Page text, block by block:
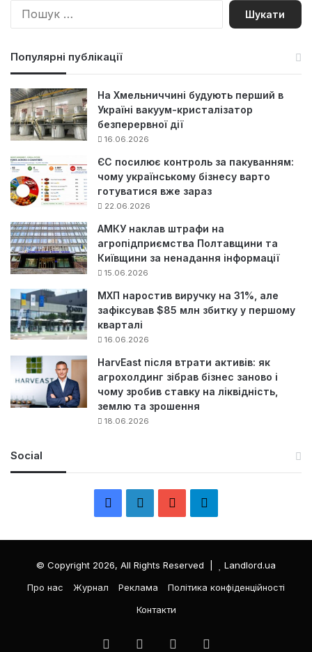
П
Популярні публікації
На Хмельниччині будують перший в
Україні вакуум-кристалізатор
безперервної дії
16.06.2026
ЄС посилює контроль за пакуванням:
чому українському бізнесу варто
готуватися вже зараз
22.06.2026
АМКУ наклав штрафи на
агропідприємства Полтавщини та
Київщини за ненадання інформації
15.06.2026
МХП наростив виручку на 31%, але
зафіксував $85 млн збитку у першому
кварталі
16.06.2026
HarvEast після втрати активів: як
агрохолдинг зібрав бізнес заново і
чому зробив ставку на ліквідність,
землю та зрошення
18.06.2026
Social
e
k
e
T
л
е
р
© Copyright 2026, All Rights Reserved |
Landlord.ua
Про нас
Журнал Реклама
Політика конфіденційності
Контакти
FacebookLinkedInYouTube